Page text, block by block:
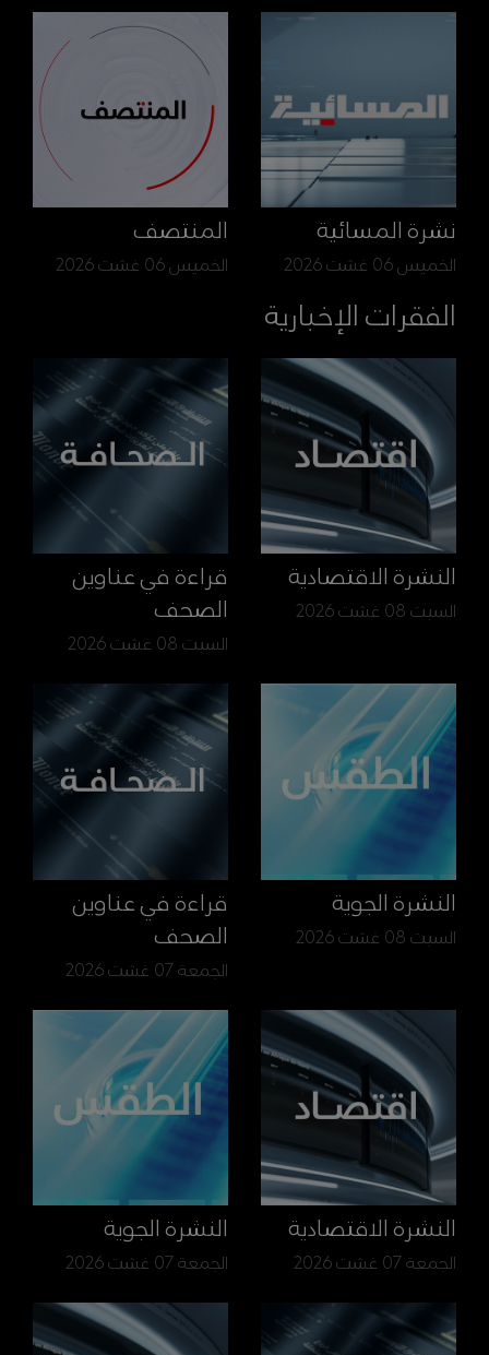
نشرة المسائية
الخميس 06 غشت 2026
المنتصف
الخميس 06 غشت 2026
الفقرات الإخبارية
النشرة الاقتصادية
السبت 08 غشت 2026
قراءة في عناوين
الصحف
السبت 08 غشت 2026
النشرة الجوية
السبت 08 غشت 2026
قراءة في عناوين
الصحف
الجمعة 07 غشت 2026
النشرة الاقتصادية
الجمعة 07 غشت 2026
النشرة الجوية
الجمعة 07 غشت 2026